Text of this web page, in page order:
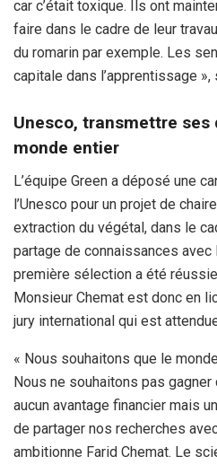
car c’était toxique. Ils ont
faire dans le cadre de leur
du romarin par exemple. Les
capitale dans l’apprentissage
Unesco, transmettre ses
monde entier
L’équipe Green a déposé une
l’Unesco pour un projet de
extraction du végétal, dans le
partage de connaissances avec
première sélection a été
Monsieur Chemat est donc en
jury international qui est
« Nous souhaitons que le
Nous ne souhaitons pas gagner
aucun avantage financier mais
de partager nos recherches
ambitionne Farid Chemat. Le